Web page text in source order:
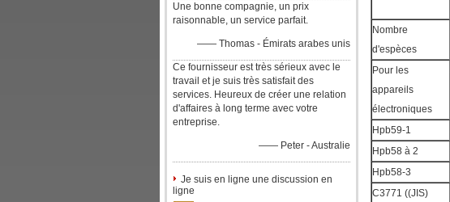
Une bonne compagnie, un prix
raisonnable, un service parfait.
—— Thomas - Émirats arabes unis
Ce fournisseur est très sérieux avec le
travail et je suis très satisfait des
services. Heureux de créer une relation
d'affaires à long terme avec votre
entreprise.
—— Peter - Australie
Je suis en ligne une discussion en
ligne
Nombre
d'espèces
Pour les
appareils
électroniques
Hpb59-1
Hpb58 à 2
Hpb58-3
C3771 ((JIS)